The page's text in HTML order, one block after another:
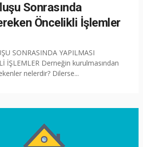
Sonrasında
Öncelikli İşlemler
SONRASINDA YAPILMASI
İŞLEMLER Derneğin kurulmasından
nelerdir? Dilerse...